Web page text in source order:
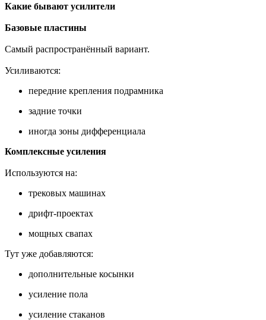
Какие бывают усилители
Базовые пластины
Самый распространённый вариант.
Усиливаются:
передние крепления подрамника
задние точки
иногда зоны дифференциала
Комплексные усиления
Используются на:
трековых машинах
дрифт-проектах
мощных свапах
Тут уже добавляются:
дополнительные косынки
усиление пола
усиление стаканов